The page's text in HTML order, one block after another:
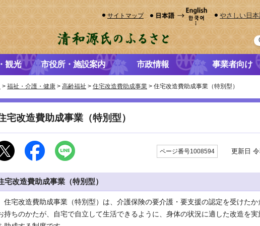
サイトマップ やさしい日
観光 市役所・施設案内 市政情報 事業者向け
> 福祉・介護・健康 > 高齢福祉 > 住宅改造費助成事業 > 住宅改造費助成事業（特別型）
宅改造費助成事業（特別型）
ページ番号1008594 更新日 令
宅改造費助成事業（特別型）
宅改造費助成事業（特別型）は、介護保険の要介護・要支援の認定を受けたか
持ちのかたが、自宅で自立して生活できるように、身体の状況に適した改造を